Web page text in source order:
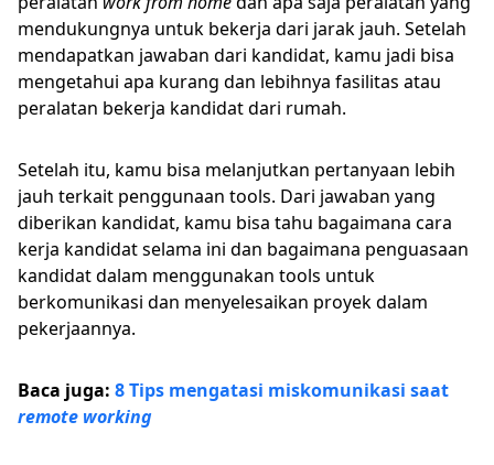
mendukungnya untuk bekerja dari jarak jauh. Setelah
mendapatkan jawaban dari kandidat, kamu jadi bisa
mengetahui apa kurang dan lebihnya fasilitas atau
peralatan bekerja kandidat dari rumah.
Setelah itu, kamu bisa melanjutkan pertanyaan lebih
jauh terkait penggunaan tools. Dari jawaban yang
diberikan kandidat, kamu bisa tahu bagaimana cara
kerja kandidat selama ini dan bagaimana penguasaan
kandidat dalam menggunakan tools untuk
berkomunikasi dan menyelesaikan proyek dalam
pekerjaannya.
Baca juga: 8 Tips mengatasi miskomunikasi saat
remote working